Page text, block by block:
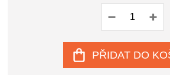
PŘIDAT DO